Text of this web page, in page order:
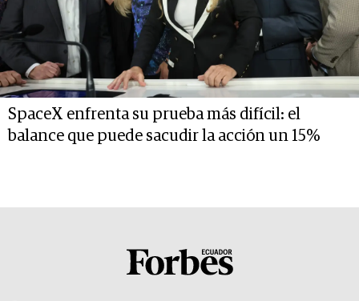
SpaceX enfrenta su prueba más difícil: el
balance que puede sacudir la acción un 15%